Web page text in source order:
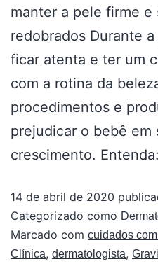
manter a pele firme
redobrados Durante
ficar atenta e ter um
com a rotina da
procedimentos e
prejudicar o bebê em
crescimento.
14 de abril de 2020
Categorizado como
Marcado com cuidados
Clínica, dermatologista,